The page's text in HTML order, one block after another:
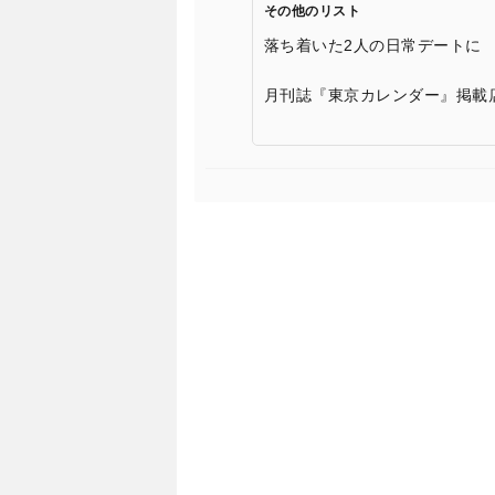
その他のリスト
落ち着いた2人の日常デートに
月刊誌『東京カレンダー』掲載